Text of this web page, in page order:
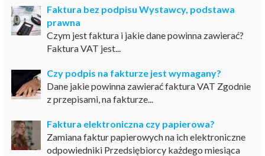
Faktura bez podpisu Wystawcy, podstawa
prawna
Czym jest faktura i jakie dane powinna zawierać?
Faktura VAT jest...
Czy podpis na fakturze jest wymagany?
Dane jakie powinna zawierać faktura VAT Zgodnie
z przepisami, na fakturze...
Faktura elektroniczna czy papierowa?
Zamiana faktur papierowych na ich elektroniczne
odpowiedniki Przedsiębiorcy każdego miesiąca